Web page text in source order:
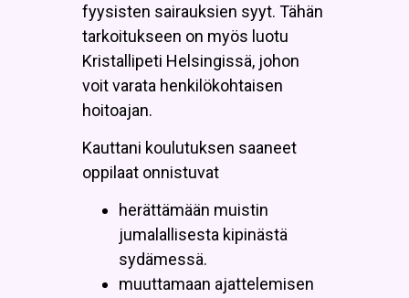
fyysisten sairauksien syyt. Tähän
tarkoitukseen on myös luotu
Kristallipeti Helsingissä, johon
voit varata henkilökohtaisen
hoitoajan.
Kauttani koulutuksen saaneet
oppilaat onnistuvat
herättämään muistin
jumalallisesta kipinästä
sydämessä.
muuttamaan ajattelemisen